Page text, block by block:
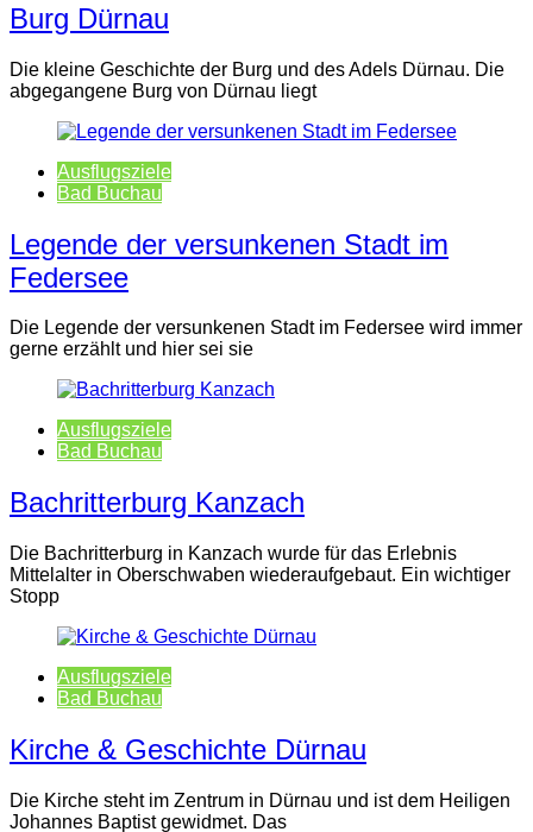
Burg Dürnau
Die kleine Geschichte der Burg und des Adels Dürnau. Die
abgegangene Burg von Dürnau liegt
Ausflugsziele
Bad Buchau
Legende der versunkenen Stadt im
Federsee
Die Legende der versunkenen Stadt im Federsee wird immer
gerne erzählt und hier sei sie
Ausflugsziele
Bad Buchau
Bachritterburg Kanzach
Die Bachritterburg in Kanzach wurde für das Erlebnis
Mittelalter in Oberschwaben wiederaufgebaut. Ein wichtiger
Stopp
Ausflugsziele
Bad Buchau
Kirche & Geschichte Dürnau
Die Kirche steht im Zentrum in Dürnau und ist dem Heiligen
Johannes Baptist gewidmet. Das